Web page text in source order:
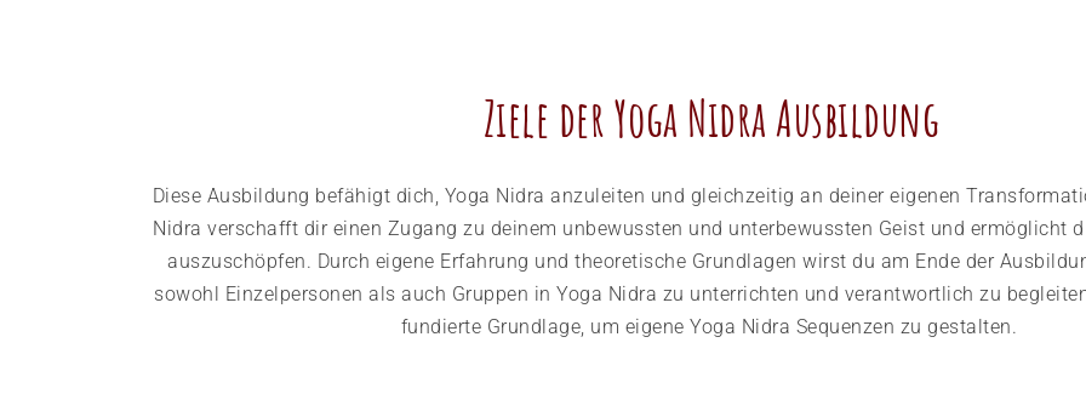
Ziele der Yoga Nidra Ausbildung​
Diese Ausbildung befähigt dich, Yoga Nidra anzuleiten und gleichzeitig an deiner eigenen
Nidra verschafft dir einen Zugang zu deinem unbewussten und unterbewussten Geist und ermöglicht
auszuschöpfen. Durch eigene Erfahrung und theoretische Grundlagen wirst du am Ende der
sowohl Einzelpersonen als auch Gruppen in Yoga Nidra zu unterrichten und verantwortlich zu
fundierte Grundlage, um eigene Yoga Nidra Sequenzen zu gestalten.